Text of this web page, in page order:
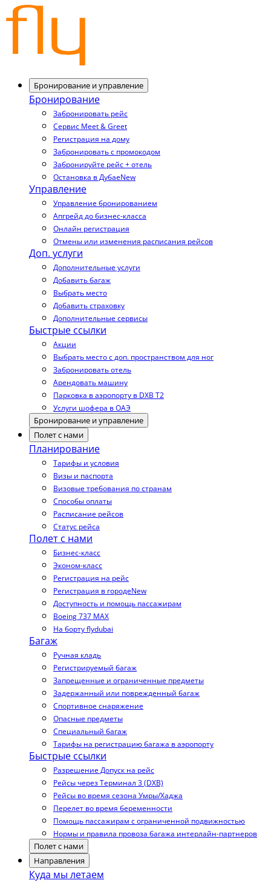
Бронирование и управление
Бронирование
Забронировать рейс
Сервис Meet & Greet
Регистрация на дому
Забронировать с промокодом
Забронируйте рейс + отель
Остановка в ДубаеNew
Управление
Управление бронированием
Апгрейд до бизнес-класса
Онлайн регистрация
Отмены или изменения расписания рейсов
Доп. услуги
Дополнительные услуги
Добавить багаж
Выбрать место
Добавить страховку
Дополнительные сервисы
Быстрые ссылки
Акции
Выбрать место с доп. пространством для ног
Забронировать отель
Арендовать машину
Парковка в аэропорту в DXB T2
Услуги шофера в ОАЭ
Бронирование и управление
Полет с нами
Планирование
Тарифы и условия
Визы и паспорта
Визовые требования по странам
Способы оплаты
Расписание рейсов
Статус рейса
Полет с нами
Бизнес-класс
Эконом-класс
Регистрация на рейс
Регистрация в городеNew
Доступность и помощь пассажирам
Boeing 737 MAX
На борту flydubai
Багаж
Ручная кладь
Регистрируемый багаж
Запрещенные и ограниченные предметы
Задержанный или поврежденный багаж
Спортивное снаряжение
Опасные предметы
Специальный багаж
Тарифы на регистрацию багажа в аэропорту
Быстрые ссылки
Разрешение Допуск на рейс
Рейсы через Терминал 3 (DXB)
Рейсы во время сезона Умры/Хаджа
Перелет во время беременности
Помощь пассажирам с ограниченной подвижностью
Нормы и правила провоза багажа интерлайн-партнеров
Полет с нами
Направления
Куда мы летаем